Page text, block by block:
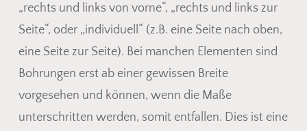
„rechts und links von vorne“, „rechts und links zur
Seite“, oder „individuell“ (z.B. eine Seite nach oben,
eine Seite zur Seite). Bei manchen Elementen sind
Bohrungen erst ab einer gewissen Breite
vorgesehen und können, wenn die Maße
unterschritten werden, somit entfallen. Dies ist eine